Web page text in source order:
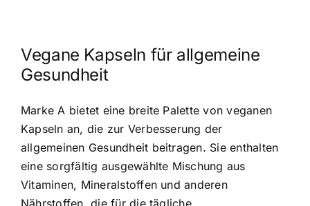
Vegane Kapseln für allgemeine
Gesundheit
Marke A bietet eine breite Palette von veganen
Kapseln an, die zur Verbesserung der
allgemeinen Gesundheit beitragen. Sie enthalten
eine sorgfältig ausgewählte Mischung aus
Vitaminen, Mineralstoffen und anderen